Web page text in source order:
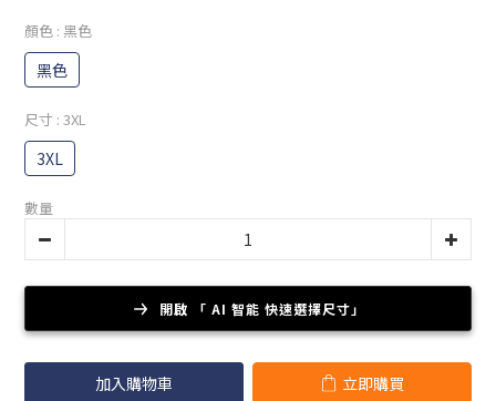
顏色 : 黑色
黑色
尺寸 : 3XL
3XL
數量
開啟 「 AI 智能 快速選擇尺寸」
加入購物車 立即購買